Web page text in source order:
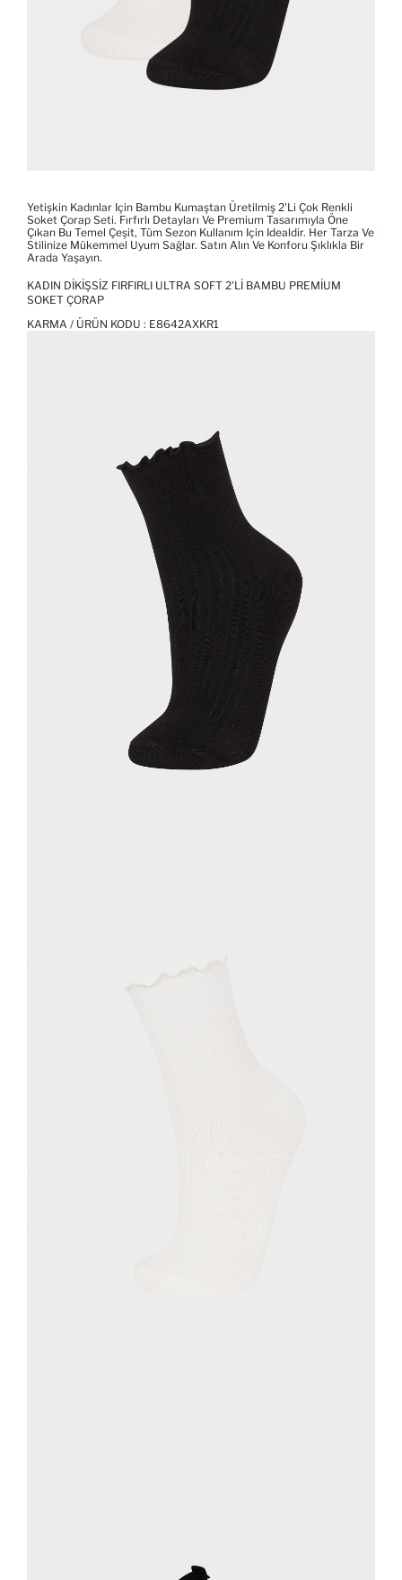
Yetişkin Kadınlar Için Bambu Kumaştan Üretilmiş 2'li Çok Renkli
Soket Çorap Seti. Fırfırlı Detayları Ve Premium Tasarımıyla Öne
Çıkan Bu Temel Çeşit, Tüm Sezon Kullanım Için Idealdir. Her Tarza Ve
Stilinize Mükemmel Uyum Sağlar. Satın Alın Ve Konforu Şıklıkla Bir
Arada Yaşayın.
KADIN DIKIŞSIZ FIRFIRLI ULTRA SOFT 2'LI BAMBU PREMIUM
SOKET ÇORAP
KARMA / ÜRÜN KODU : E8642AXKR1